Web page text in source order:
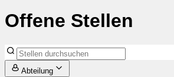
Offene Stellen
Abteilung